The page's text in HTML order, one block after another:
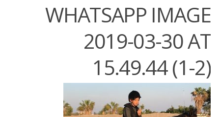
WHATSAPP IMAGE
2019-03-30 AT
15.49.44 (1-2)